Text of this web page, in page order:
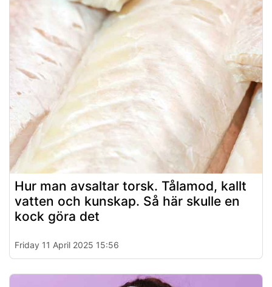
Hur man avsaltar torsk. Tålamod, kallt
vatten och kunskap. Så här skulle en
kock göra det
Friday 11 April 2025 15:56